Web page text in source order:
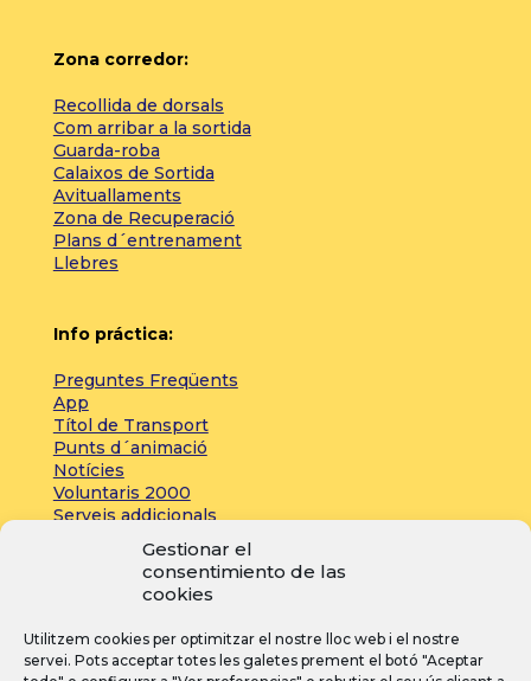
Gestionar el
consentimiento de las
cookies
Utilitzem cookies per optimitzar el nostre lloc web i el nostre
servei. Pots acceptar totes les galetes prement el botó "Aceptar
Zona corredor:
Recollida de dorsals
Com arribar a la sortida
Guarda-roba
Calaixos de Sortida
Avituallaments
Zona de Recuperació
Plans d´entrenament
Llebres
Info práctica:
Preguntes Freqüents
App
Títol de Transport
Punts d´animació
Notícies
Voluntaris 2000
Serveis addicionals
Zona de prensa:
Acreditacions
Inscripcions